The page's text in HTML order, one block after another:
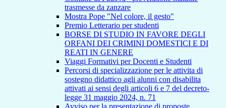
trasmesse da zanzare
Mostra Pope "Nel colore, il gesto"
Premio Letterario per studenti
BORSE DI STUDIO IN FAVORE DEGLI
ORFANI DEI CRIMINI DOMESTICI E DI
REATI IN GENERE
Viaggi Formativi per Docenti e Studenti
Percorsi di specializzazione per le attivita di
sostegno didattico agli alunni con disabilita
attivati ai sensi degli articoli 6 e 7 del decreto-
legge 31 maggio 2024, n. 71